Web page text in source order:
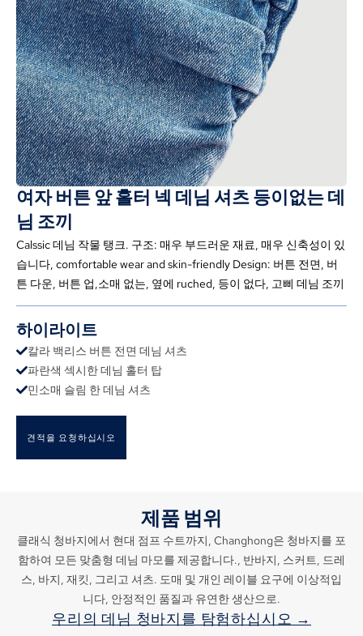
여자 버튼 앞 홀터 넥 데님 셔츠 등이없는 데
님 조끼
Calssic 데님 작물 탱크. 구조: 매우 부드러운 재료, 매우 신축성이 있
습니다, comfortable wear and skin-friendly Design: 버튼 전면, 버
튼 다운, 버튼 업,소매 없는, 옆에 ruched, 등이 없다, 고삐 데님 조끼
하이라이트
칼라 백리스 버튼 전면 데님 셔츠
파란색 섹시한 데님 홀터 탑
민소매 슬림 한 데님 셔츠
견적을 요청하십시오
제품 범위
클래식 청바지에서 현대 점프 수트까지, Changhong은 청바지를 포
함하여 모든 맞춤형 데님 마모를 제공합니다., 반바지, 스커트, 드레
스, 바지, 재킷, 그리고 셔츠. 도매 및 개인 레이블 요구에 이상적입
니다, 안정적인 품질과 유연한 생산으로.
우리의 데님 청바지를 탐험하십시오 →